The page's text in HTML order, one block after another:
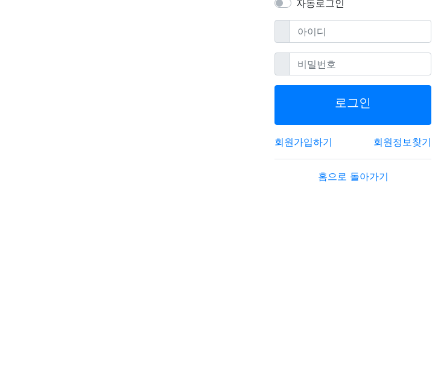
자동로그인
아이디필수
비밀번호필수
로그인
회원가입하기 회원정보찾기
홈으로 돌아가기